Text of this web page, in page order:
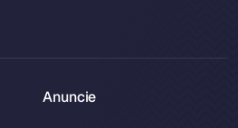
Anuncie